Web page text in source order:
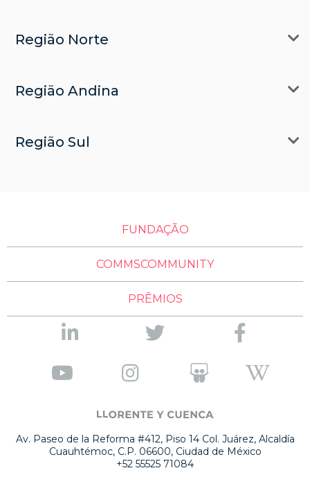
Região Norte
Região Andina
Região Sul
FUNDAÇÃO
COMMSCOMMUNITY
PRÊMIOS
Av. Paseo de la Reforma #412, Piso 14 Col. Juárez, Alcaldía
Cuauhtémoc, C.P. 06600, Ciudad de México
+52 55525 71084